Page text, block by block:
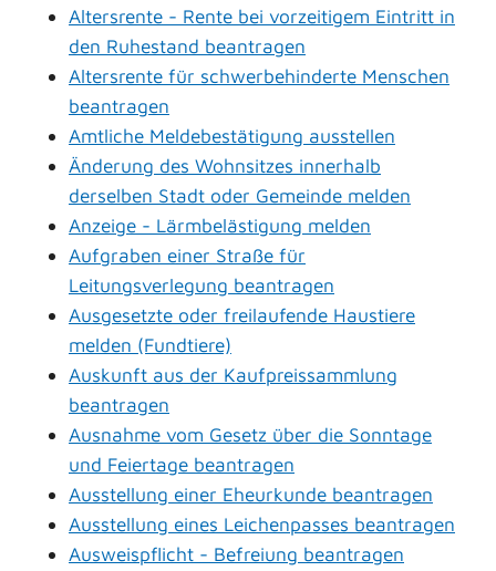
Altersrente - Rente bei vorzeitigem Eintritt in
den Ruhestand beantragen
Altersrente für schwerbehinderte Menschen
beantragen
Amtliche Meldebestätigung ausstellen
Änderung des Wohnsitzes innerhalb
derselben Stadt oder Gemeinde melden
Anzeige - Lärmbelästigung melden
Aufgraben einer Straße für
Leitungsverlegung beantragen
Ausgesetzte oder freilaufende Haustiere
melden (Fundtiere)
Auskunft aus der Kaufpreissammlung
beantragen
Ausnahme vom Gesetz über die Sonntage
und Feiertage beantragen
Ausstellung einer Eheurkunde beantragen
Ausstellung eines Leichenpasses beantragen
Ausweispflicht - Befreiung beantragen